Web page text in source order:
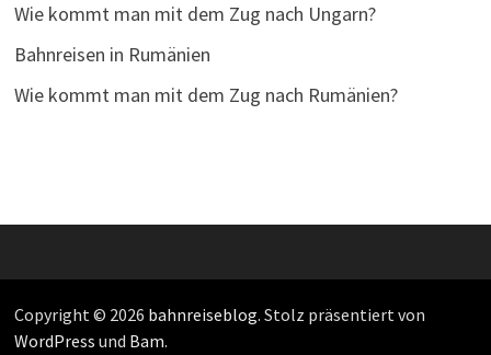
Wie kommt man mit dem Zug nach Ungarn?
Bahnreisen in Rumänien
Wie kommt man mit dem Zug nach Rumänien?
Copyright © 2026 bahnreiseblog. Stolz präsentiert von
WordPress und Bam.